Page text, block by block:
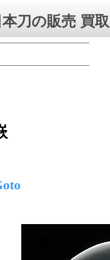
本刀の販売 買